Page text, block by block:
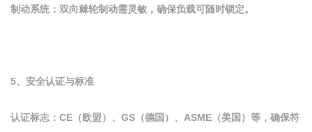
制动系统：双向棘轮制动需灵敏，确保负载可随时锁定。
5、安全认证与标准
认证标志：CE（欧盟）、GS（德国）、ASME（美国）等，确保符